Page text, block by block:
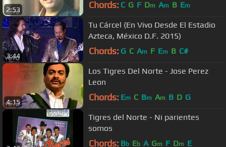
2:53 Chords: C G F Dm Am B Em
3:44
Tu Cárcel (En Vivo Desde El Estadio
Azteca, México D.F. 2015)
Chords: G C Am F Em B C#
4:15
Los Tigres Del Norte - Jose Perez
Leon
Chords: Em C Bm Am B D G
Tigres del Norte - Ni parientes
somos
Chords: Bb Eb A Gm F Dm E